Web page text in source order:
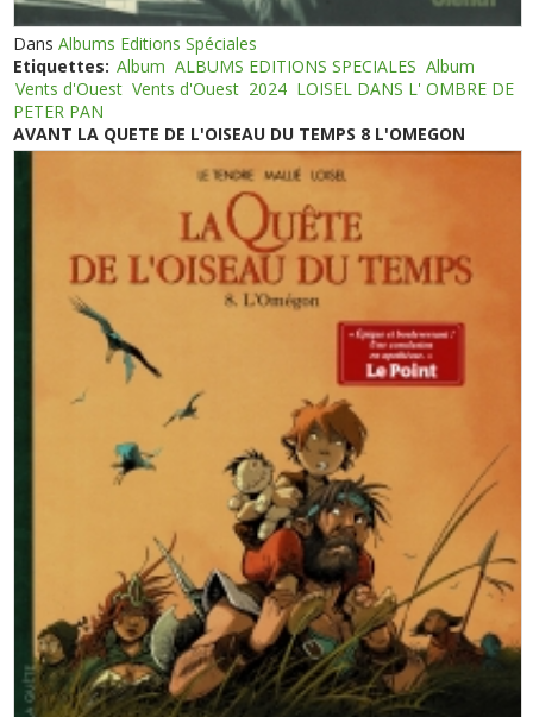
DansAlbums Editions Spéciales
Etiquettes: Album ALBUMS EDITIONS SPECIALES Album
Vents d'Ouest Vents d'Ouest 2024 LOISEL DANS L' OMBRE DE
PETER PAN
AVANT LA QUETE DE L'OISEAU DU TEMPS 8 L'OMEGON